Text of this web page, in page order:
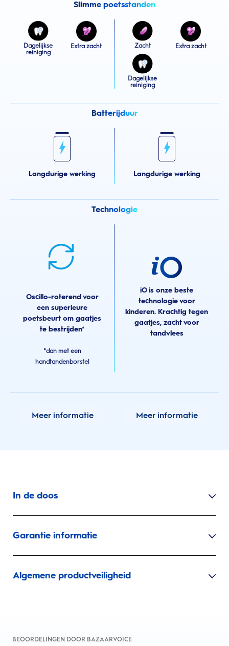
Slimme poetsstanden
Dagelijkse
reiniging
Extra zacht Zacht Extra zacht
Dagelijkse
reiniging
Batterijduur
Langdurige werking Langdurige werking
Technologie
Oscillo-roterend voor
een superieure
poetsbeurt om gaatjes
te bestrijden*
*dan met een
handtandenborstel
iO is onze beste
technologie voor
kinderen. Krachtig tegen
gaatjes, zacht voor
tandvlees
Meer informatie Meer informatie
In de doos
Garantie informatie
Algemene productveiligheid
BEOORDELINGEN DOOR BAZAARVOICE